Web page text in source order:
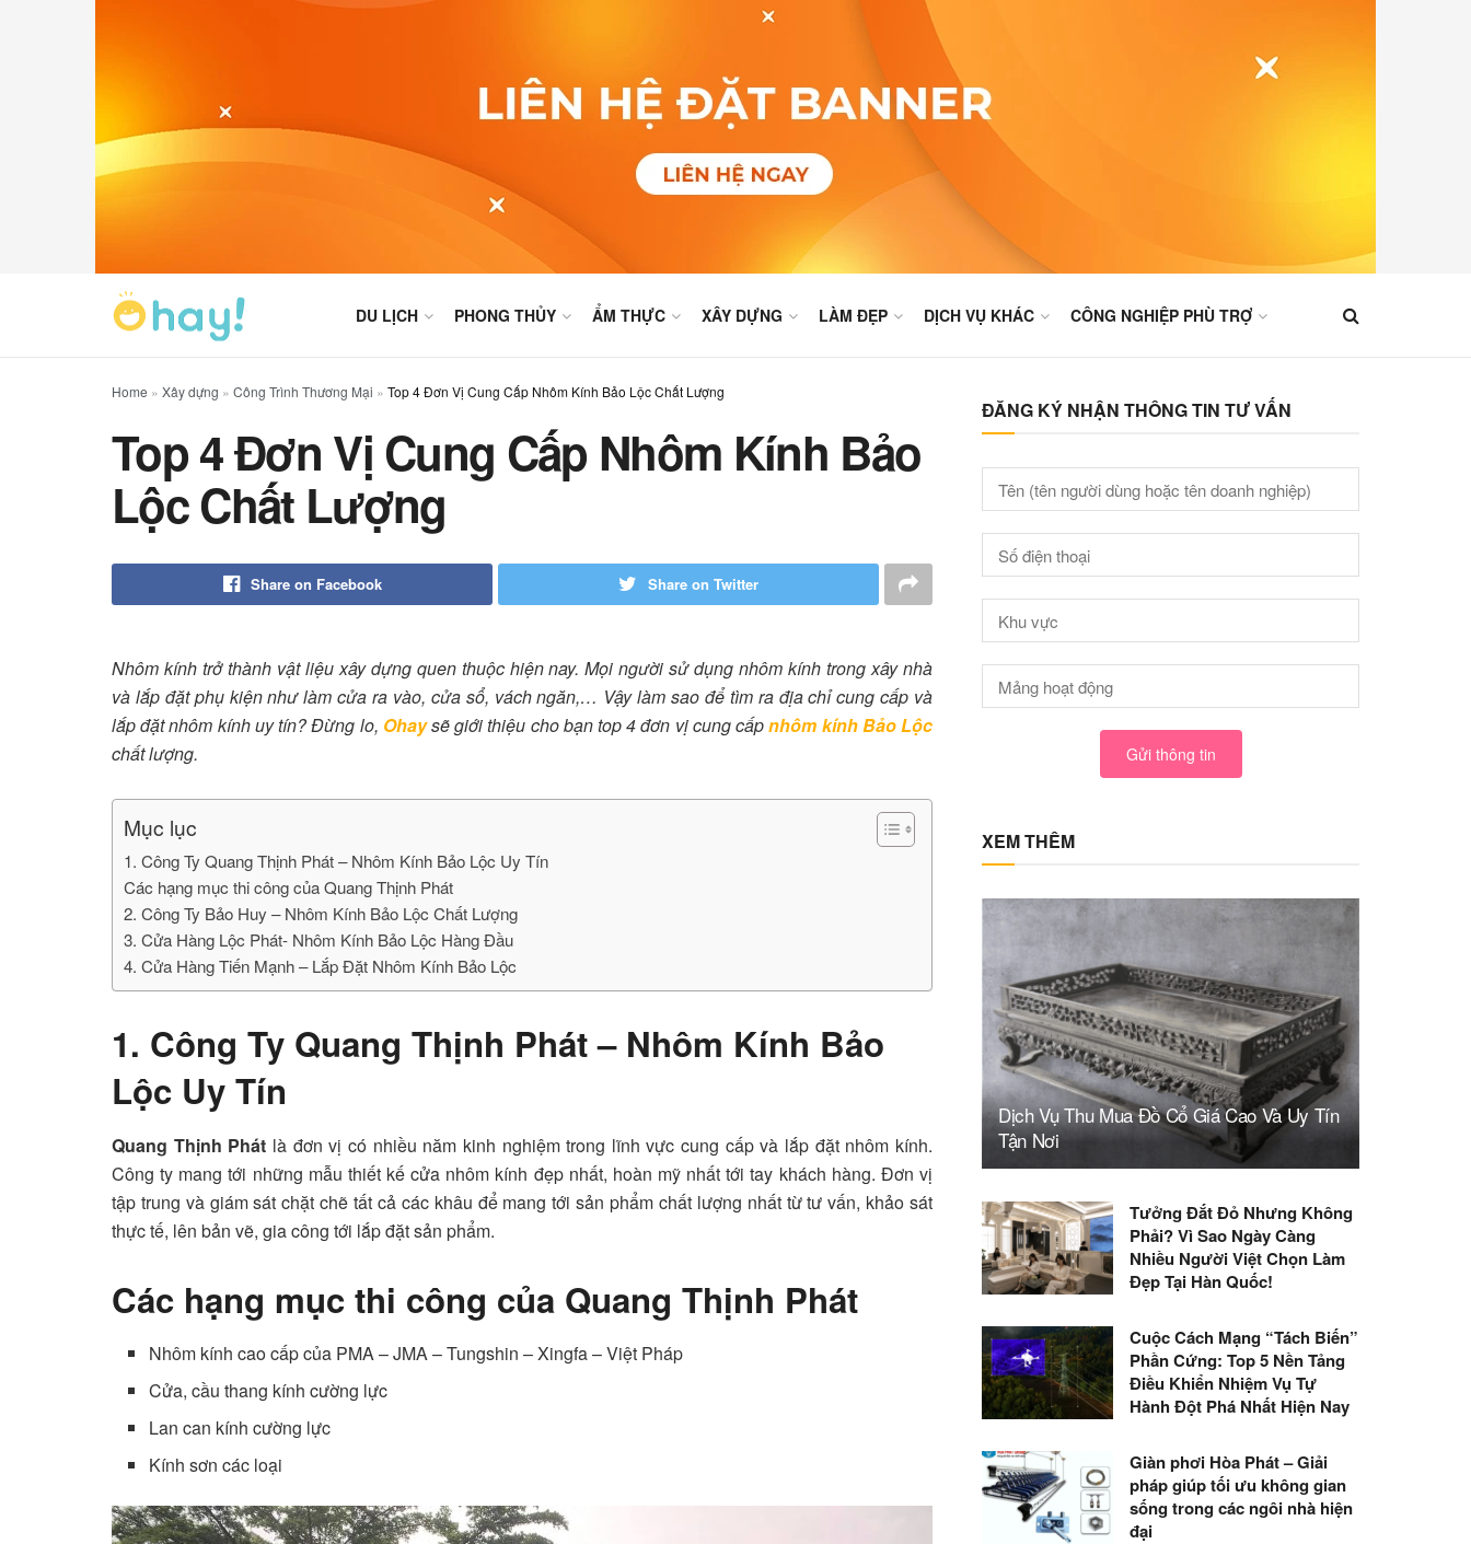
DU LỊCH PHONG THỦY ẨM THỰC XÂY DỰNG LÀM ĐẸP DỊCH VỤ KHÁC CÔNG NGHIỆP PHÙ TRỢ
Home » Xây dựng » Công Trình Thương Mại » Top 4 Đơn Vị Cung Cấp Nhôm Kính Bảo Lộc Chất Lượng
Top 4 Đơn Vị Cung Cấp Nhôm Kính Bảo
Lộc Chất Lượng
Share on Facebook Share on Twitter
Nhôm kính trở thành vật liệu xây dựng quen thuộc hiện nay. Mọi người sử dụng nhôm kính trong xây nhà
và lắp đặt phụ kiện như làm cửa ra vào, cửa sổ, vách ngăn,… Vậy làm sao để tìm ra địa chỉ cung cấp và
lắp đặt nhôm kính uy tín? Đừng lo, Ohaysẽ giới thiệu cho bạn top 4 đơn vị cung cấpnhôm kính Bảo Lộc
chất lượng.
Mục lục
1. Công Ty Quang Thịnh Phát – Nhôm Kính Bảo Lộc Uy Tín
Các hạng mục thi công của Quang Thịnh Phát
2. Công Ty Bảo Huy – Nhôm Kính Bảo Lộc Chất Lượng
3. Cửa Hàng Lộc Phát- Nhôm Kính Bảo Lộc Hàng Đầu
4. Cửa Hàng Tiến Mạnh – Lắp Đặt Nhôm Kính Bảo Lộc
1. Công Ty Quang Thịnh Phát – Nhôm Kính Bảo
Lộc Uy Tín
Quang Thịnh Phát là đơn vị có nhiều năm kinh nghiệm trong lĩnh vực cung cấp và lắp đặt nhôm kính.
Công ty mang tới những mẫu thiết kế cửa nhôm kính đẹp nhất, hoàn mỹ nhất tới tay khách hàng. Đơn vị
tập trung và giám sát chặt chẽ tất cả các khâu để mang tới sản phẩm chất lượng nhất từ tư vấn, khảo sát
thực tế, lên bản vẽ, gia công tới lắp đặt sản phẩm.
Các hạng mục thi công của Quang Thịnh Phát
Nhôm kính cao cấp của PMA – JMA – Tungshin – Xingfa – Việt Pháp
Cửa, cầu thang kính cường lực
Lan can kính cường lực
Kính sơn các loại
ĐĂNG KÝ NHẬN THÔNG TIN TƯ VẤN
Gửi thông tin
XEM THÊM
Dịch Vụ Thu Mua Đồ Cổ Giá Cao Và Uy Tín
Tận Nơi
Tưởng Đắt Đỏ Nhưng Không
Phải? Vì Sao Ngày Càng
Nhiều Người Việt Chọn Làm
Đẹp Tại Hàn Quốc!
Cuộc Cách Mạng “Tách Biến”
Phần Cứng: Top 5 Nền Tảng
Điều Khiển Nhiệm Vụ Tự
Hành Đột Phá Nhất Hiện Nay
Giàn phơi Hòa Phát – Giải
pháp giúp tối ưu không gian
sống trong các ngôi nhà hiện
đại